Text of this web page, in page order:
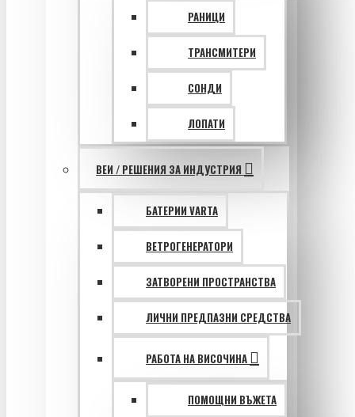
РАНИЦИ
ТРАНСМИТЕРИ
СОНДИ
ЛОПАТИ
ВЕИ / РЕШЕНИЯ ЗА ИНДУСТРИЯ
БАТЕРИИ VARTA
ВЕТРОГЕНЕРАТОРИ
ЗАТВОРЕНИ ПРОСТРАНСТВА
ЛИЧНИ ПРЕДПАЗНИ СРЕДСТВА
РАБОТА НА ВИСОЧИНА
ПОМОЩНИ ВЪЖЕТА